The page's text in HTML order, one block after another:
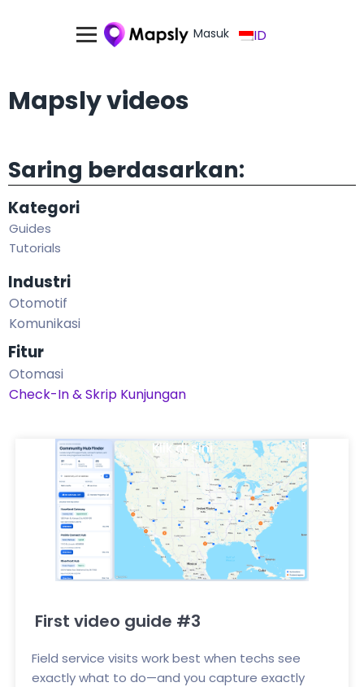
Masuk ID
Mapsly videos
Saring berdasarkan:
Kategori
Guides
Tutorials
Industri
Otomotif
Komunikasi
Fitur
Otomasi
Check-In & Skrip Kunjungan
First video guide #3
Field service visits work best when techs see
exactly what to do—and you capture exactly
Klik di sini